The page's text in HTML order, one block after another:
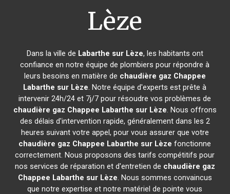
Lèze
Dans la ville de Labarthe sur Lèze, les habitants ont
confiance en notre équipe de plombiers pour répondre à
leurs besoins en matière de chaudière gaz Chappee
Labarthe sur Lèze. Notre équipe d'experts est prête à
intervenir 24h/24 et 7j/7 pour résoudre vos problèmes de
chaudière gaz Chappee Labarthe sur Lèze. Nous offrons
des délais d'intervention rapide, généralement dans les 2
heures suivant votre appel, pour vous assurer que votre
chaudière gaz Chappee Labarthe sur Lèze fonctionne
correctement. Nous proposons des tarifs compétitifs pour
nos services de réparation et d'entretien de chaudière gaz
Chappee Labarthe sur Lèze. Nous sommes convaincus
que notre expertise et notre matériel de pointe vous